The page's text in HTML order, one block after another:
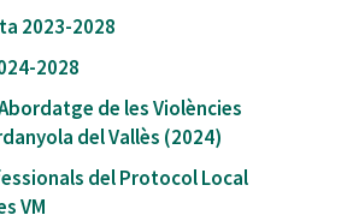
2023-2028
2028
de les Violències
del Vallès (2024)
del Protocol Local
VM